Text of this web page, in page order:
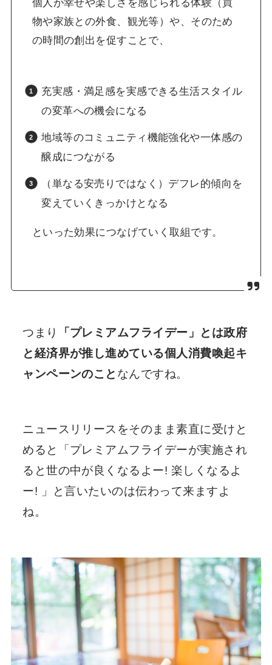
個人が幸せや楽しさを感じられる体験（買
物や家族との外食、観光等）や、そのため
の時間の創出を促すことで、
充実感・満足感を実感できる生活スタイル
の変革への機会になる
地域等のコミュニティ機能強化や一体感の
醸成につながる
（単なる安売りではなく）デフレ的傾向を
変えていくきっかけとなる
といった効果につなげていく取組です。
つまり
「プレミアムフライデー」とは政府
と経済界が推し進めている個人消費喚起キ
ャンペーンのこと なんですね。
ニュースリリースをそのまま素直に受けと
めると「プレミアムフライデーが実施され
ると世の中が良くなるよー! 楽しくなるよ
ー! 」と言いたいのは伝わって来ますよ
ね。